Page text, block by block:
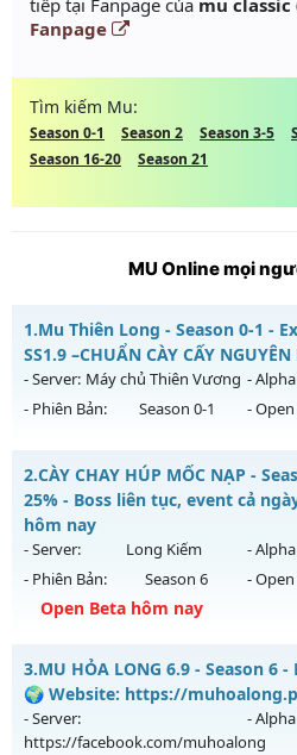
tiếp tại Fanpage của mu classic
Fanpage
Tìm kiếm Mu:
Season 0-1 Season 2 Season 3-5
Season 16-20
Season 21
MU Online mọi
1.Mu Thiên Long - Season 0-1 -
SS1.9 –CHUẨN CÀY CẤY
- Server: Máy chủ Thiên Vương -
- Phiên Bản:
Season 0-1 -
Mu Thiên Long - MU SS1.9
Mu mới ra tháng 08 2026 - Mở
Vươngvào 22h ngày 03/08/2626
Exp: 50x - Drop: 100%
Antihack: Gameguard
2.CÀY CHAY HÚP MỐC NẠP -
25% - Boss liên tục, event cả
hôm nay
- Server: Long Kiếm -
- Phiên Bản:
Season 6 -
Open Beta hôm nay
CÀY CHAY HÚP MỐC NẠP - Boss
là mê , Open 19:00 hôm nay
Mu mới ra tháng 08 2026 - Mở
ngày 06/08/2626
3.MU HỎA LONG 6.9 - Season 6
🌍 Website: https://
- Server:
https://facebook.com/muhoalong
-